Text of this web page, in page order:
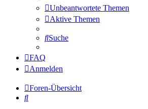
Unbeantwortete Themen
Aktive Themen
Suche
FAQ
Anmelden
Foren-Übersicht
Suche